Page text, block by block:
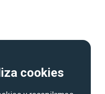
cookies